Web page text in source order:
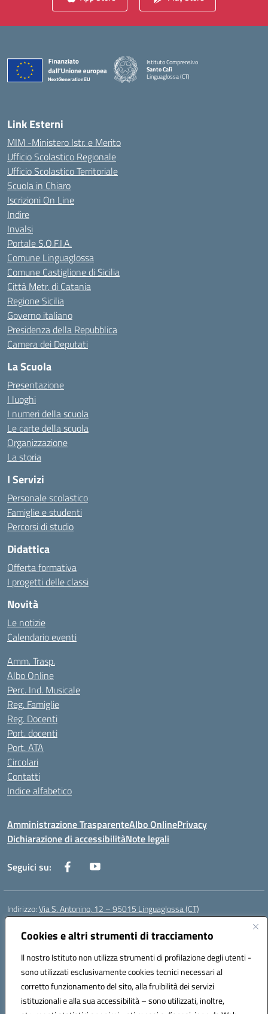
Cookies e altri strumenti di tracciamento
Il nostro Istituto non utilizza strumenti di profilazione degli utenti -
sono utilizzati esclusivamente cookies tecnici necessari al
corretto funzionamento del sito, alla fruibilità dei servizi
istituzionali e alla sua accessibilità – sono utilizzati, inoltre,
Istituto Comprensivo
Santo Calì
Linguaglossa (CT)
— Visita la pagina iniziale della scuola
Link Esterni
MIM -Ministero Istr. e Merito
Ufficio Scolastico Regionale
Ufficio Scolastico Territoriale
Scuola in Chiaro
Iscrizioni On Line
Indire
Invalsi
Portale S.O.F.I.A.
Comune Linguaglossa
Comune Castiglione di Sicilia
Città Metr. di Catania
Regione Sicilia
Governo italiano
Presidenza della Repubblica
Camera dei Deputati
La Scuola
Presentazione
I luoghi
I numeri della scuola
Le carte della scuola
Organizzazione
La storia
I Servizi
Personale scolastico
Famiglie e studenti
Percorsi di studio
Didattica
Offerta formativa
I progetti delle classi
Novità
Le notizie
Calendario eventi
Amm. Trasp.
Albo Online
Perc. Ind. Musicale
Reg. Famiglie
Reg. Docenti
Port. docenti
Port. ATA
Circolari
Contatti
Indice alfabetico
Amministrazione TrasparenteAlbo OnlinePrivacy
Dichiarazione di accessibilitàNote legali
Seguici su:
Indirizzo:Via S. Antonino, 12 – 95015 Linguaglossa (CT)
Centralino:
Posta elettronica certificata (PEC):ctic83200r@pec.istruzione.it
Codice fiscale: 83002470876
Codice meccanografico:CTIC83200R
Codice Indice delle Pubbliche Amministrazioni (IPA): istsc_CTIC83200R
Codice unico di fatturazione (CUF): UF7TEB